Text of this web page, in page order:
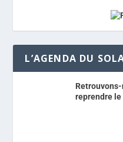
L’AGENDA DU
reprendre le